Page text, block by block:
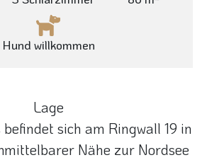
Hund willkommen
Lage
sich am Ringwall 19 in
Nähe zur Nordsee